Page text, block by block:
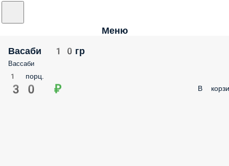
Меню
Васаби 10гр
Вассаби
1 порц.
30 ₽ В